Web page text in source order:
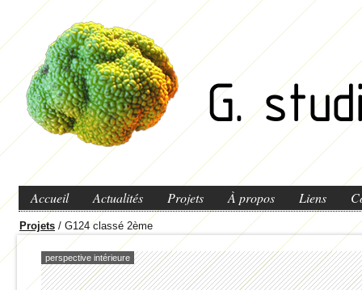
Accueil Actualités Projets À propos Liens
Projets / G124 classé 2ème
perspective intérieure